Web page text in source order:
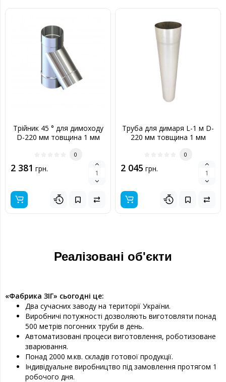
Трійник 45 ° для димоходу
D-220 мм товщина 1 мм
0
2 381 грн.
Труба для димаря L-1 м D-
220 мм товщина 1 мм
0
2 045 грн.
Реалізовані об'єкти
«Фабрика ЗІГ» сьогодні це:
Два сучасних заводу на території України.
Виробничі потужності дозволяють виготовляти понад
500 метрів погонних труби в день.
Автоматизовані процеси виготовлення, роботизоване
зварювання.
Понад 2000 м.кв. складів готової продукції.
Індивідуальне виробництво під замовлення протягом 1
робочого дня.